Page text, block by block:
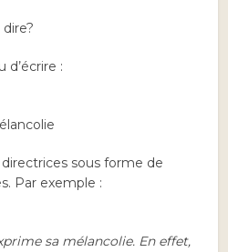
d’écrire :
sous forme de
Par exemple :
sa mélancolie. En effet,